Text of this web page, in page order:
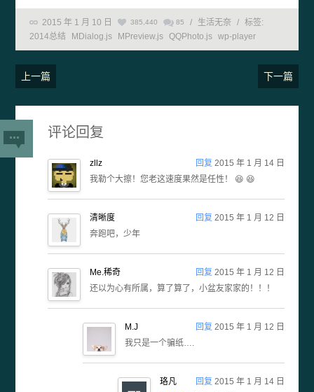
2015 年 1 月 10 日 385,440 85 / 生活无奈 /
标签:
2014总结
MDialog.js MPreview.js QQPhoto.js wp-player
上一篇 下一篇
评论回复
回复 2015 年 1 月 14 日
zllz
我勒个大擦！您老这速度果然是任性！ 😆 😆
回复 2015 年 1 月 12 日
清晰度
奔跑吧，少年
回复 2015 年 1 月 12 日
Me.稀奇
还以为心有所属，算了算了，小盆友家家的！！！
回复 2015 年 1 月 12 日
M.J
我只是一个骗纸….
回复 2015 年 1 月 14 日
珞凡